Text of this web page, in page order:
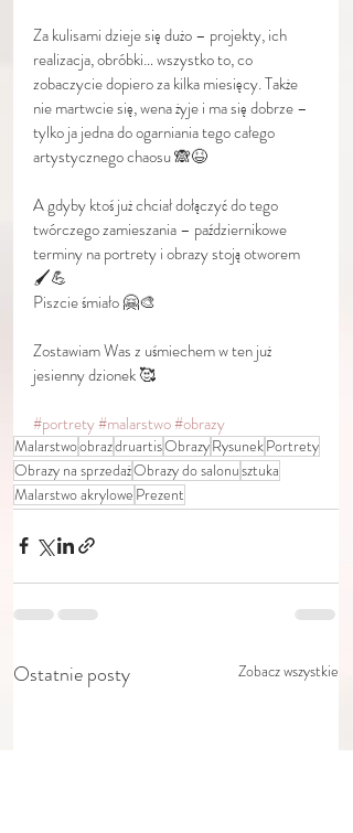
Za kulisami dzieje się dużo – projekty, ich
realizacja, obróbki… wszystko to, co
zobaczycie dopiero za kilka miesięcy. Także
nie martwcie się, wena żyje i ma się dobrze –
tylko ja jedna do ogarniania tego całego
artystycznego chaosu 🙈😆
A gdyby ktoś już chciał dołączyć do tego
twórczego zamieszania – październikowe
terminy na portrety i obrazy stoją otworem
🖌️💪
Piszcie śmiało 🤗🎨
Zostawiam Was z uśmiechem w ten już
jesienny dzionek 🥰
#portrety#malarstwo#obrazy
MalarstwoobrazdruartisObrazyRysunekPortrety
Obrazy na sprzedażObrazy do salonusztuka
Malarstwo akrylowe Prezent
Ostatnie posty Zobacz wszystkie